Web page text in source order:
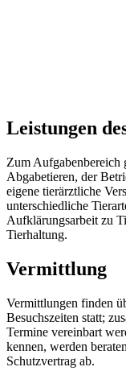
Leistungen
Zum Aufgabenbereich
Abgabetieren, der
eigene tierärztliche
unterschiedliche
Aufklärungsarbeit zu
Tierhaltung.
Vermittlung
Vermittlungen finden
Besuchszeiten statt;
Termine vereinbart
kennen, werden
Schutzvertrag ab.